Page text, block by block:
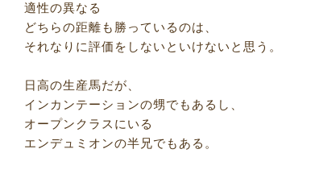
適性の異なる
どちらの距離も勝っているのは、
それなりに評価をしないといけないと思う。
日高の生産馬だが、
インカンテーションの甥でもあるし、
オープンクラスにいる
エンデュミオンの半兄でもある。